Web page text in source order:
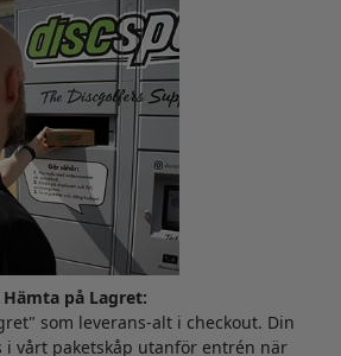
Hämta på Lagret:
som leverans-alt i checkout. Din
vårt paketskåp utanför entrén när